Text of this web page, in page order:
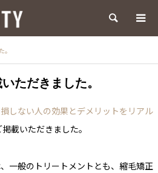
検索
。
ただきました。
しない人の効果とデメリットをリアル
載いただきました。
一般のトリートメントとも、縮毛矯正